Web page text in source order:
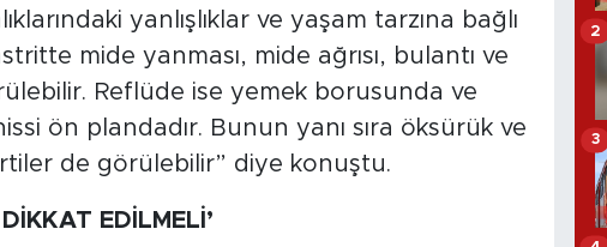
yanlışlıklar ve yaşam tarzına bağlı
mide yanması, mide ağrısı, bulantı ve
Reflüde ise yemek borusunda ve
ön plandadır. Bunun yanı sıra öksürük ve
de görülebilir” diye konuştu.
EDİLMELİ’
2
3